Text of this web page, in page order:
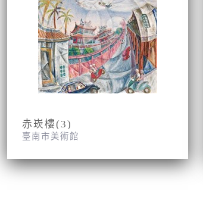
赤崁樓(3)
臺南市美術館